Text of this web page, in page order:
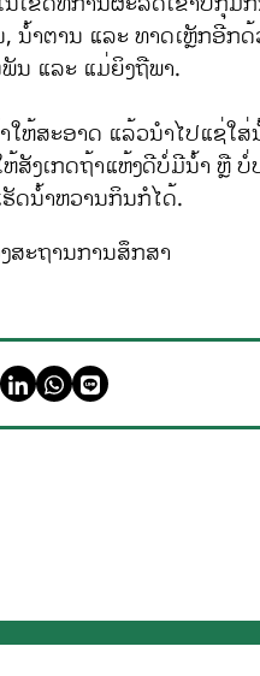
ນ້ໍາຕານ ແລະ ທາດເຫຼັກອີກ
ນ ແລະ ແມ່ຍິງຖືພາ.
ໃຫ້ສະອາດ ແລ້ວນໍາໄປແຊ່ໃ
ສັງເກດຖ້າແຫ້ງດີບໍ່ມີນ້ໍາ ຫຼື ບໍ່
ດນ້ໍາຫວານກິນກໍໄດ້.
ສະຖານການສຶກສາ